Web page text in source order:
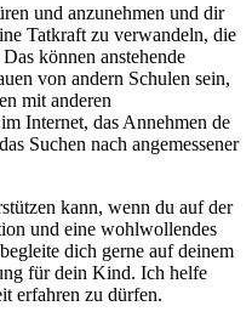
und anzunehmen und dir
Tatkraft zu verwandeln, die
können anstehende
von andern Schulen sein,
mit anderen
Internet, das Annehmen de
Suchen nach angemessener
kann, wenn du auf der
und eine wohlwollendes
dich gerne auf deinem
für dein Kind. Ich helfe
erfahren zu dürfen.